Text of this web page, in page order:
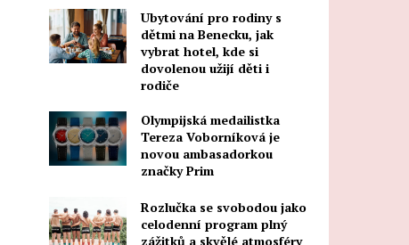
Ubytování pro rodiny s
dětmi na Benecku, jak
vybrat hotel, kde si
dovolenou užijí děti i
rodiče
Olympijská medailistka
Tereza Voborníková je
novou ambasadorkou
značky Prim
Rozlučka se svobodou jako
celodenní program plný
zážitků a skvělé atmosféry